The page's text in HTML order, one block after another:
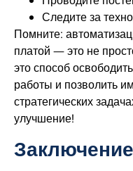
Следите за
Помните:
платой — это не
это способ
работы и позволить
стратегических
улучшение!
Заключение